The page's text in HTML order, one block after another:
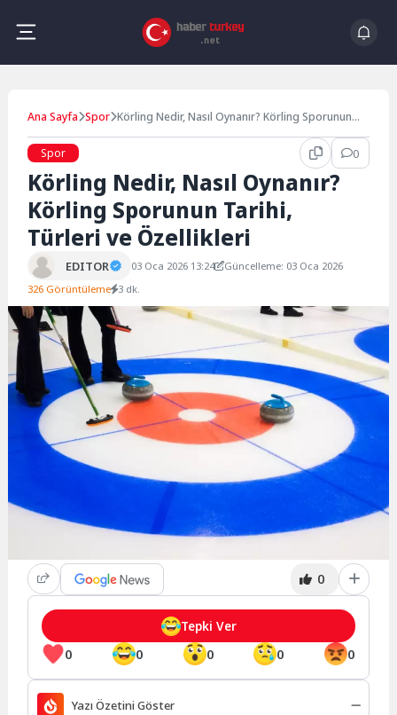
content
Ana Sayfa Spor Körling Nedir, Nasıl Oynanır? Körling Sporunun
Spor
0
Körling Nedir, Nasıl Oynanır?
Körling Sporunun Tarihi,
Türleri ve Özellikleri
EDITOR 03 Oca 2026 13:24
Güncelleme: 03 Oca 2026
326 Görüntüleme 3 dk.
0
0 0 0 0 0
Tepki Ver
Yazı Özetini Göster